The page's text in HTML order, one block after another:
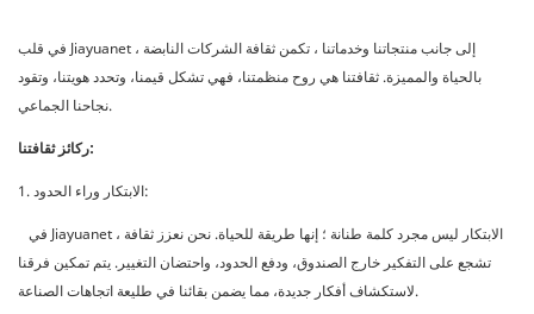
في قلب Jiayuanet ، إلى جانب منتجاتنا وخدماتنا ، تكمن ثقافة الشركات النابضة
بالحياة والمميزة. ثقافتنا هي روح منظمتنا، فهي تشكل قيمنا، وتحدد هويتنا، وتقود
نجاحنا الجماعي.
ركائز ثقافتنا:
1. الابتكار وراء الحدود:
تشجع على التفكير خارج الصندوق، ودفع الحدود، واحتضان التغيير. يتم تمكين فرقنا
لاستكشاف أفكار جديدة، مما يضمن بقائنا في طليعة اتجاهات الصناعة.